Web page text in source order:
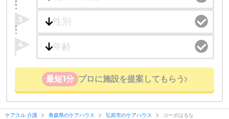
3
4
最短1分 プロに施設を提案してもらう
ケアスル 介護 青森県のケアハウス 弘前市のケアハウス コーポはるな